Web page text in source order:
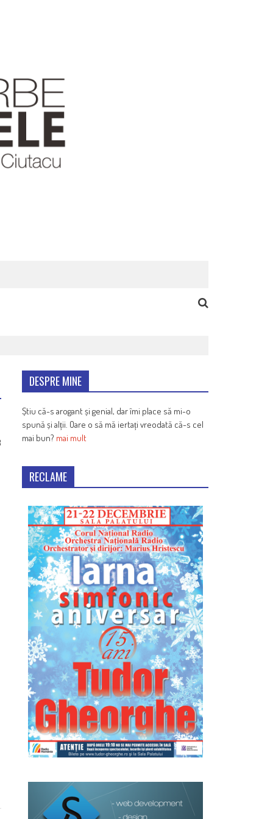
DESPRE MINE
Știu că-s arogant și genial, dar îmi place să mi-o
spună și alții. Oare o să mă iertați vreodată că-s cel
mai bun? mai mult
RECLAME